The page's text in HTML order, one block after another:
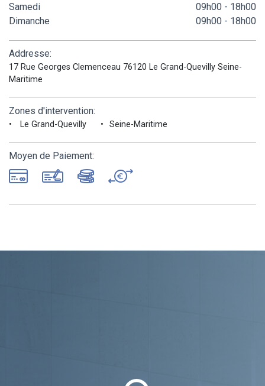
Samedi
09h00 - 18h00
Dimanche
09h00 - 18h00
Addresse:
17 Rue Georges Clemenceau 76120 Le Grand-Quevilly Seine-
Maritime
Zones d'intervention:
Le Grand-Quevilly Seine-Maritime
Moyen de Paiement: